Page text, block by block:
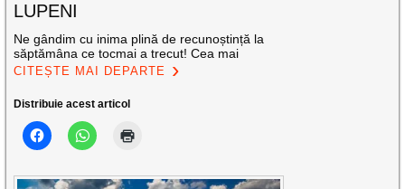
LUPENI
Ne gândim cu inima plină de recunoștință la
săptămâna ce tocmai a trecut! Cea mai
CITEȘTE MAI DEPARTE
Distribuie acest articol